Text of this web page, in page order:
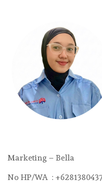
Marketing – Bella
No HP/WA :